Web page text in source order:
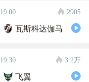
19:00 2905
瓦斯科达伽马
19:30 3.2万
飞翼